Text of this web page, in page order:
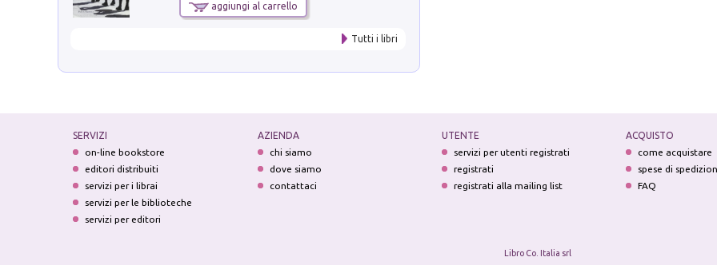
aggiungi al carrello
Tutti i libri
SERVIZI
on-line bookstore
editori distribuiti
servizi per i librai
servizi per le biblioteche
servizi per editori
AZIENDA
chi siamo
dove siamo
contattaci
UTENTE
servizi per utenti registrati
registrati
registrati alla mailing list
ACQUISTO
come acquistare
spese di
FAQ
Libro Co. Italia srl